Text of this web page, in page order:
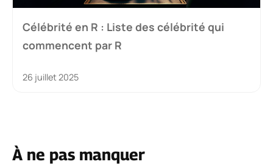
Célébrité en R : Liste des célébrité qui
commencent par R
26 juillet 2025
À ne pas manquer